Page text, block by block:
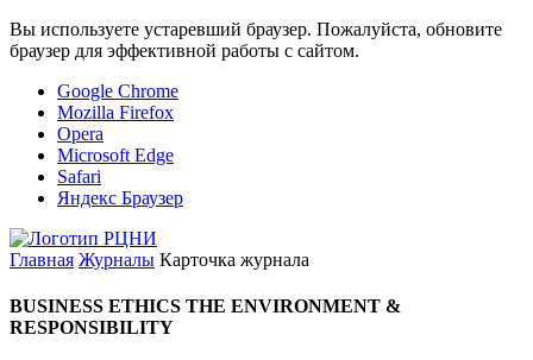
Вы используете устаревший браузер. Пожалуйста, обновите
браузер для эффективной работы с сайтом.
Google Chrome
Mozilla Firefox
Opera
Microsoft Edge
Safari
Яндекс Браузер
Главная Журналы Карточка журнала
BUSINESS ETHICS THE ENVIRONMENT &
RESPONSIBILITY